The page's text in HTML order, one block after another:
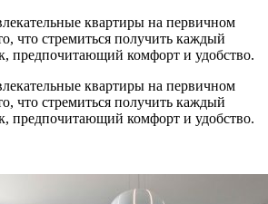
квартиры на первичном
что стремиться получить каждый
предпочитающий комфорт и удобство.
квартиры на первичном
что стремиться получить каждый
предпочитающий комфорт и удобство.